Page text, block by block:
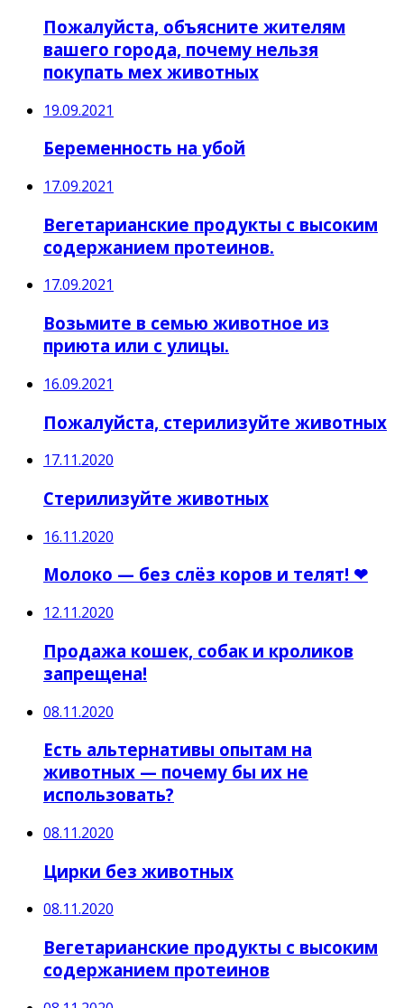
Пожалуйста, объясните жителям
вашего города, почему нельзя
покупать мех животных
19.09.2021
Беременность на убой
17.09.2021
Вегетарианские продукты с высоким
содержанием протеинов.
17.09.2021
Возьмите в семью животное из
приюта или с улицы.
16.09.2021
Пожалуйста, стерилизуйте животных
17.11.2020
Стерилизуйте животных
16.11.2020
Молоко — без слёз коров и телят! ❤
12.11.2020
Продажа кошек, собак и кроликов
запрещена!
08.11.2020
Есть альтернативы опытам на
животных — почему бы их не
использовать?
08.11.2020
Цирки без животных
08.11.2020
Вегетарианские продукты с высоким
содержанием протеинов